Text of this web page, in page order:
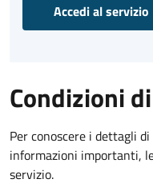
Accedi al servizio
Condizioni
Per conoscere i dettagli
informazioni importanti,
servizio.